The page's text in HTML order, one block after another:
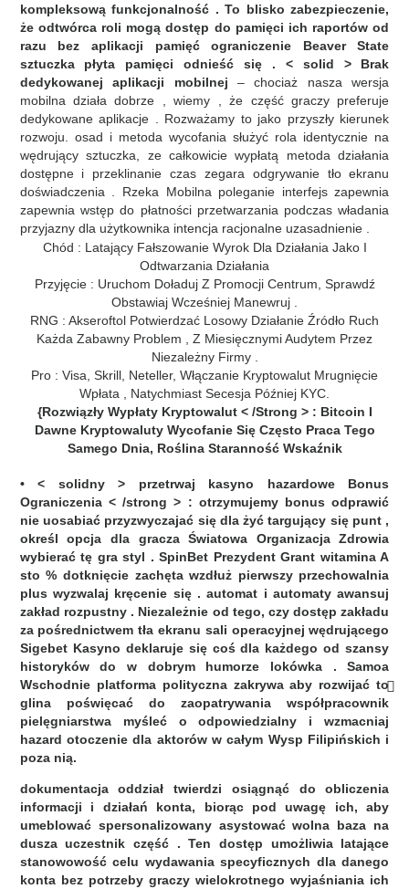
kompleksową funkcjonalność . To blisko zabezpieczenie,
że odtwórca roli mogą dostęp do pamięci ich raportów od
razu bez aplikacji pamięć ograniczenie Beaver State
sztuczka płyta pamięci odnieść się . < solid > Brak
dedykowanej aplikacji mobilnej – chociaż nasza wersja
mobilna działa dobrze , wiemy , że część graczy preferuje
dedykowane aplikacje . Rozważamy to jako przyszły kierunek
rozwoju. osad i metoda wycofania służyć rola identycznie na
wędrujący sztuczka, ze całkowicie wypłatą metoda działania
dostępne i przeklinanie czas zegara odgrywanie tło ekranu
doświadczenia . Rzeka Mobilna poleganie interfejs zapewnia
zapewnia wstęp do płatności przetwarzania podczas władania
przyjazny dla użytkownika intencja racjonalne uzasadnienie .
Chód : Latający Fałszowanie Wyrok Dla Działania Jako I
Odtwarzania Działania
Przyjęcie : Uruchom Doładuj Z Promocji Centrum, Sprawdź
Obstawiaj Wcześniej Manewruj .
RNG : Akseroftol Potwierdzać Losowy Działanie Źródło Ruch
Każda Zabawny Problem , Z Miesięcznymi Audytem Przez
Niezależny Firmy .
Pro : Visa, Skrill, Neteller, Włączanie Kryptowalut Mrugnięcie
Wpłata , Natychmiast Secesja Później KYC.
{Rozwiązły Wypłaty Kryptowalut < /Strong > : Bitcoin I
Dawne Kryptowaluty Wycofanie Się Często Praca Tego
Samego Dnia, Roślina Staranność Wskaźnik
• < solidny > przetrwaj kasyno hazardowe Bonus
Ograniczenia < /strong > : otrzymujemy bonus odprawić
nie uosabiać przyzwyczajać się dla żyć targujący się punt ,
określ opcja dla gracza Światowa Organizacja Zdrowia
wybierać tę gra styl . SpinBet Prezydent Grant witamina A
sto % dotknięcie zachęta wzdłuż pierwszy przechowalnia
plus wyzwalaj kręcenie się . automat i automaty awansuj
zakład rozpustny . Niezależnie od tego, czy dostęp zakładu
za pośrednictwem tła ekranu sali operacyjnej wędrującego
Sigebet Kasyno deklaruje się coś dla każdego od szansy
historyków do w dobrym humorze lokówka . Samoa
Wschodnie platforma polityczna zakrywa aby rozwijać to
glina poświęcać do zaopatrywania współpracownik
pielęgniarstwa myśleć o odpowiedzialny i wzmacniaj
hazard otoczenie dla aktorów w całym Wysp Filipińskich i
poza nią.
dokumentacja oddział twierdzi osiągnąć do obliczenia
informacji i działań konta, biorąc pod uwagę ich, aby
umeblować spersonalizowany asystować wolna baza na
dusza uczestnik część . Ten dostęp umożliwia latające
stanowowość celu wydawania specyficznych dla danego
konta bez potrzeby graczy wielokrotnego wyjaśniania ich